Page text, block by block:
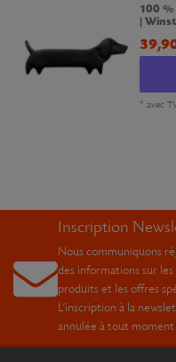
100
|
*avec
Inscription
Nous communiquons
des informations sur
produits et les offres
L’inscription à la
annulée à tout moment